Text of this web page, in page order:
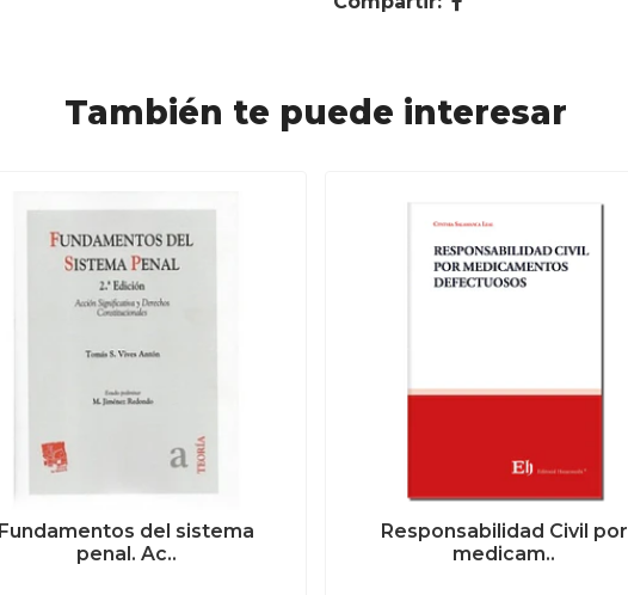
También te puede interesar
Fundamentos del sistema
penal. Ac..
Responsabilidad Civil por
medicam..